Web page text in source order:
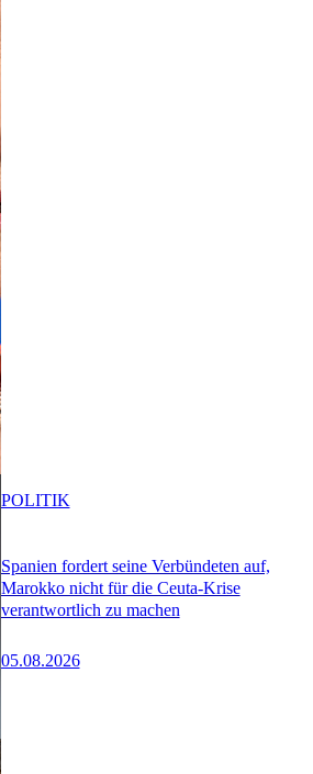
Spanien fordert seine Verbündeten auf,
Marokko nicht für die Ceuta-Krise
verantwortlich zu machen
05.08.2026
POLITIK